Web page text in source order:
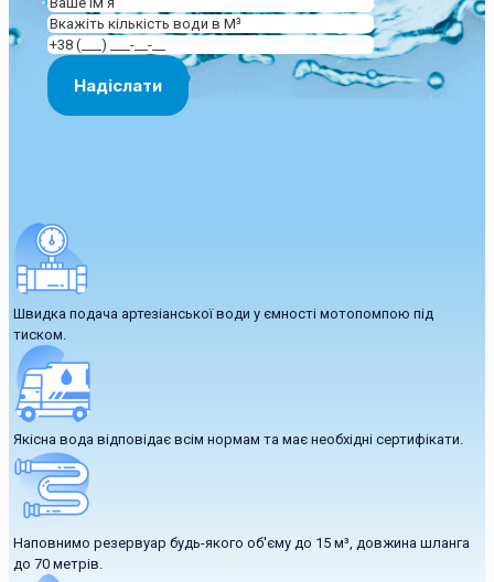
Швидка подача артезіанської води у ємності мотопомпою під
тиском.
Якісна вода відповідає всім нормам та має необхідні сертифікати.
Наповнимо резервуар будь-якого об'єму до 15 м³, довжина шланга
до 70 метрів.